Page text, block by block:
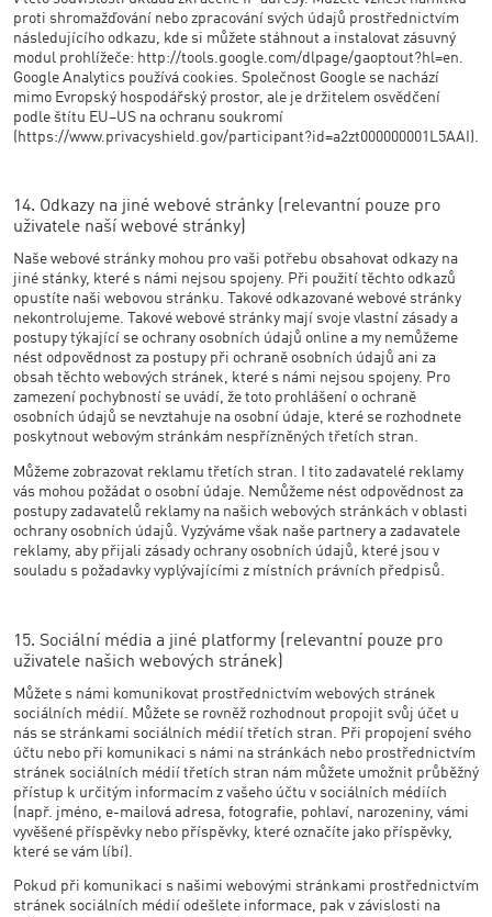
proti shromažďování nebo zpracování svých údajů prostřednictvím
následujícího odkazu, kde si můžete stáhnout a instalovat zásuvný
modul prohlížeče: http://tools.google.com/dlpage/gaoptout?hl=en.
Google Analytics používá cookies. Společnost Google se nachází
mimo Evropský hospodářský prostor, ale je držitelem osvědčení
podle štítu EU–US na ochranu soukromí
(https://www.privacyshield.gov/participant?id=a2zt000000001L5AAI).
14. Odkazy na jiné webové stránky (relevantní pouze pro
uživatele naší webové stránky)
Naše webové stránky mohou pro vaši potřebu obsahovat odkazy na
jiné stánky, které s námi nejsou spojeny. Při použití těchto odkazů
opustíte naši webovou stránku. Takové odkazované webové stránky
nekontrolujeme. Takové webové stránky mají svoje vlastní zásady a
postupy týkající se ochrany osobních údajů online a my nemůžeme
nést odpovědnost za postupy při ochraně osobních údajů ani za
obsah těchto webových stránek, které s námi nejsou spojeny. Pro
zamezení pochybností se uvádí, že toto prohlášení o ochraně
osobních údajů se nevztahuje na osobní údaje, které se rozhodnete
poskytnout webovým stránkám nespřízněných třetích stran.
Můžeme zobrazovat reklamu třetích stran. I tito zadavatelé reklamy
vás mohou požádat o osobní údaje. Nemůžeme nést odpovědnost za
postupy zadavatelů reklamy na našich webových stránkách v oblasti
ochrany osobních údajů. Vyzýváme však naše partnery a zadavatele
reklamy, aby přijali zásady ochrany osobních údajů, které jsou v
souladu s požadavky vyplývajícími z místních právních předpisů.
15. Sociální média a jiné platformy (relevantní pouze pro
uživatele našich webových stránek)
Můžete s námi komunikovat prostřednictvím webových stránek
sociálních médií. Můžete se rovněž rozhodnout propojit svůj účet u
nás se stránkami sociálních médií třetích stran. Při propojení svého
účtu nebo při komunikaci s námi na stránkách nebo prostřednictvím
stránek sociálních médií třetích stran nám můžete umožnit průběžný
přístup k určitým informacím z vašeho účtu v sociálních médiích
(např. jméno, e-mailová adresa, fotografie, pohlaví, narozeniny, vámi
vyvěšené příspěvky nebo příspěvky, které označíte jako příspěvky,
které se vám líbí).
Pokud při komunikaci s našimi webovými stránkami prostřednictvím
stránek sociálních médií odešlete informace, pak v závislosti na